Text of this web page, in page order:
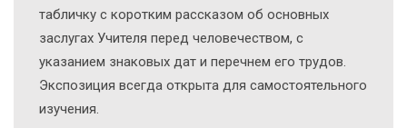
табличку с коротким рассказом об основных
заслугах Учителя перед человечеством, с
указанием знаковых дат и перечнем его трудов.
Экспозиция всегда открыта для самостоятельного
изучения.